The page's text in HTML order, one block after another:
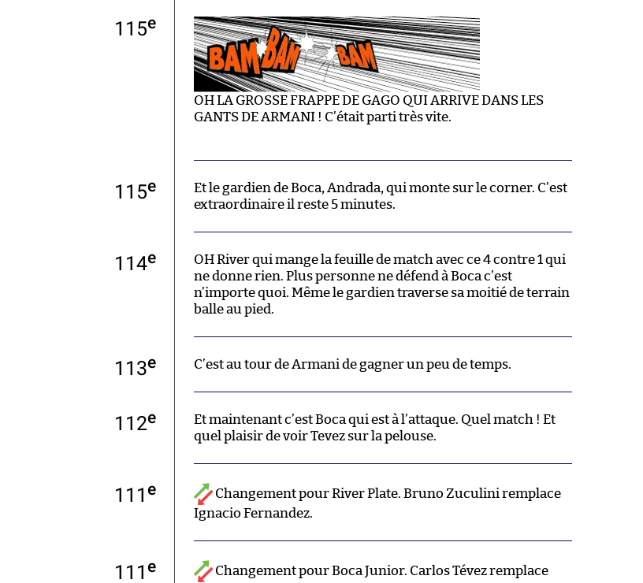
115e
OH LA GROSSE FRAPPE DE GAGO QUI ARRIVE DANS LES
GANTS DE ARMANI ! C’était parti très vite.
115e
Et le gardien de Boca, Andrada, qui monte sur le corner. C’est
extraordinaire il reste 5 minutes.
114e
OH River qui mange la feuille de match avec ce 4 contre 1 qui
ne donne rien. Plus personne ne défend à Boca c’est
n’importe quoi. Même le gardien traverse sa moitié de terrain
balle au pied.
113e C’est au tour de Armani de gagner un peu de temps.
112e
Et maintenant c’est Boca qui est à l’attaque. Quel match ! Et
quel plaisir de voir Tevez sur la pelouse.
111 e
Changement pour River Plate. Bruno Zuculini remplace
Ignacio Fernandez.
111 e Changement pour Boca Junior. Carlos Tévez remplace